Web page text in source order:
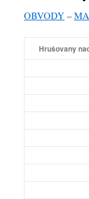
OBVODY –
Hrušovany